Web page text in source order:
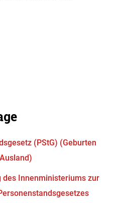
(PStG) (Geburten
des Innenministeriums zur